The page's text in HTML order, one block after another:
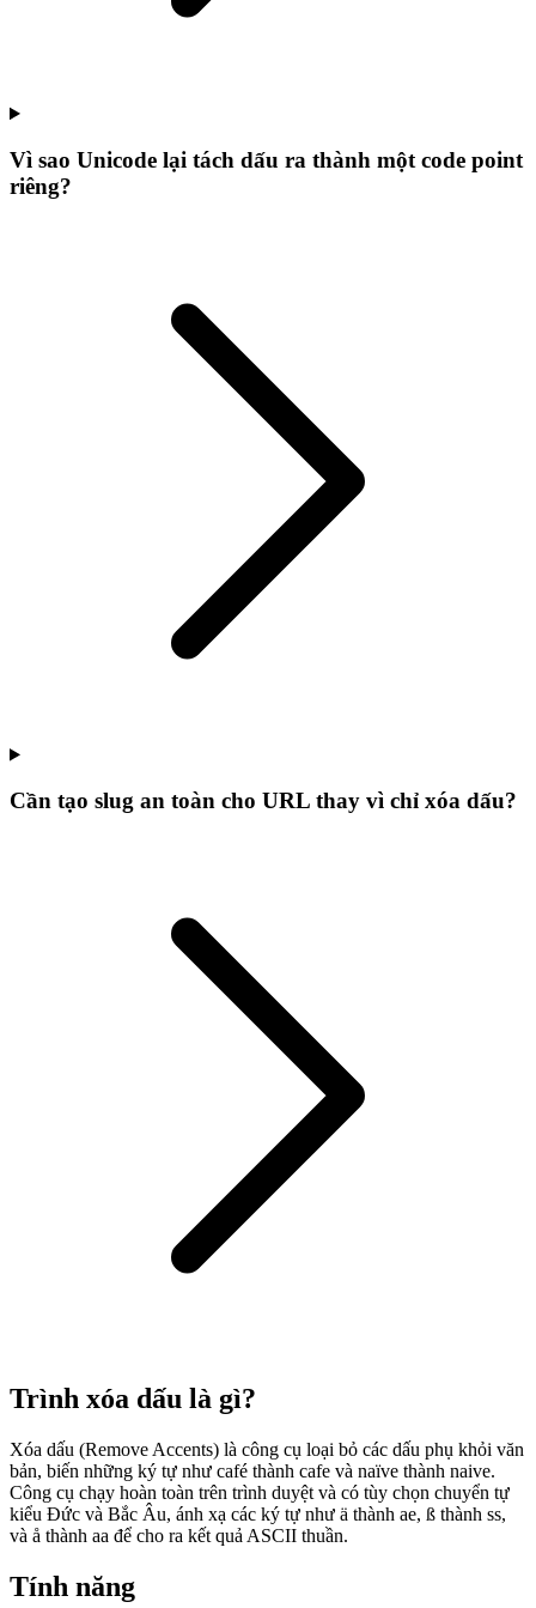
Vì sao Unicode lại tách dấu ra thành một code point
riêng?
Cần tạo slug an toàn cho URL thay vì chỉ xóa dấu?
Trình xóa dấu là gì?
Xóa dấu (Remove Accents) là công cụ loại bỏ các dấu phụ khỏi văn
bản, biến những ký tự như café thành cafe và naïve thành naive.
Công cụ chạy hoàn toàn trên trình duyệt và có tùy chọn chuyển tự
kiểu Đức và Bắc Âu, ánh xạ các ký tự như ä thành ae, ß thành ss,
và å thành aa để cho ra kết quả ASCII thuần.
Tính năng